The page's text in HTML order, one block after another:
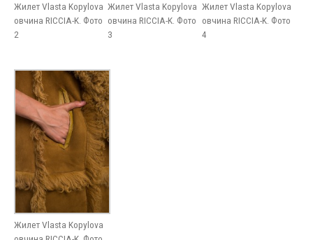
Жилет Vlasta Kopylova
овчина RICCIA-K. Фото
2
Жилет Vlasta Kopylova
овчина RICCIA-K. Фото
3
Жилет Vlasta Kopylova
овчина RICCIA-K. Фото
4
Жилет Vlasta Kopylova